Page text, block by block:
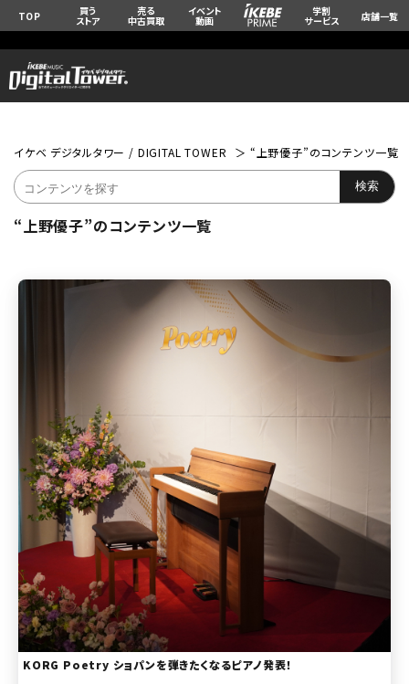
TOP 買う
ストア
売る
中古買取
イベント
動画
学割
サービス 店舗一覧
イケベ デジタルタワー / DIGITAL TOWER “上野優子”のコンテンツ一覧
“上野優子”のコンテンツ一覧
KORG Poetry ショパンを弾きたくなるピアノ発表！